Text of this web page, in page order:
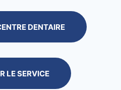
DENTAIRE
LE SERVICE